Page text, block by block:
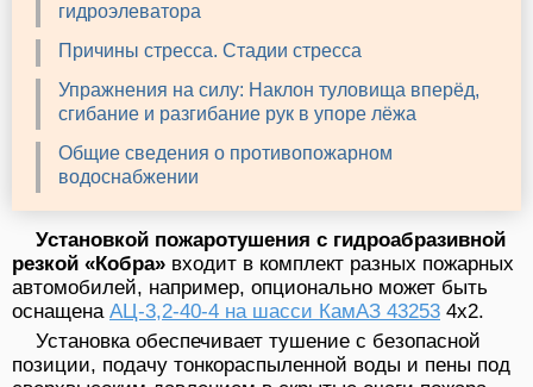
гидроэлеватора
Причины стресса. Стадии стресса
Упражнения на силу: Наклон туловища вперёд,
сгибание и разгибание рук в упоре лёжа
Общие сведения о противопожарном
водоснабжении
Установкой пожаротушения с гидроабразивной
резкой «Кобра» входит в комплект разных пожарных
автомобилей, например, опционально может быть
оснащена АЦ-3,2-40-4 на шасси КамАЗ 43253 4х2.
Установка обеспечивает тушение с безопасной
позиции, подачу тонкораспыленной воды и пены под